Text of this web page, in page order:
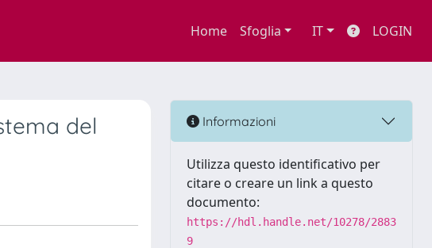
Home Sfoglia IT LOGIN
del
Informazioni
Utilizza questo identificativo per
citare o creare un link a questo
documento:
https://hdl.handle.net/10278/2883
9